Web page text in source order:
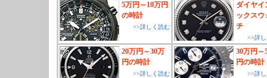
5万円～10万円
の時計
>>詳しく読む
ダイヤイ
ックスウ
チ
>>詳
20万円～30万
円の時計
>>詳しく読む
30万円～
円の時計
>>詳